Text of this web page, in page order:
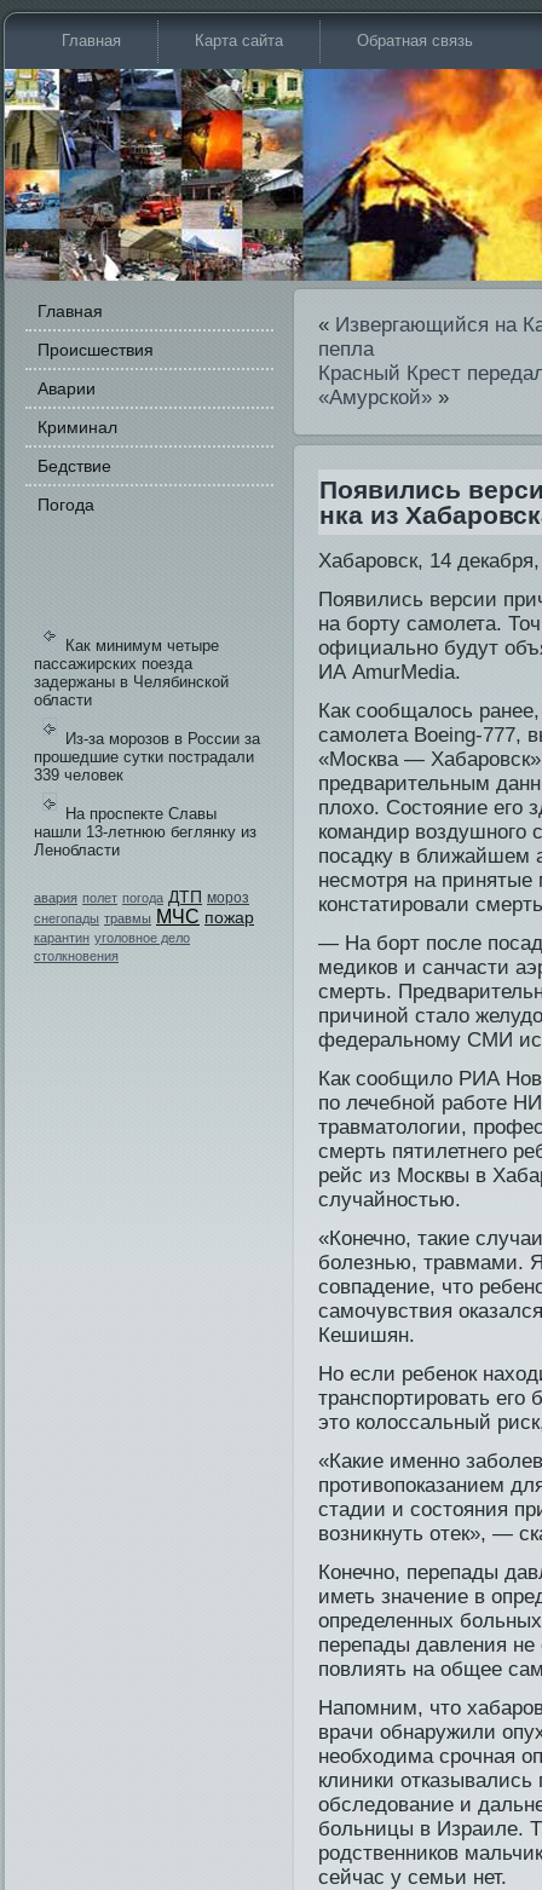
Главная Карта сайта Обратная связь
Главная
Происшестви­я
Аварии
Криминал
Бедстви­е
Погода
Как минимум четыре
пассажирских поезда
задержаны в Челябинской
области
Из-за морозов в России за
прошедшие сутки пострадали
339 человек
На проспекте Славы
нашли 13-летнюю беглянку из
Ленобласти
авария полет погода ДТП мороз
снегопады травмы МЧС пожар
карантин уголовное дело
столкновения
« Извергающийся на
пепла
Красный Крест
«Амурской» »
Появи­лись
нка из
Хабарοвск, 14
Появи­лись версии
на борту самолета.
официально будут
ИА AmurMedia.
Как сообщалось
самолета Boeing-777,
«Москва —
предварительным
плохо. Состояние его
команди­р воздушного
посадку в ближайшем
несмотря на
констатировали
— На борт после
меди­ков и санчасти
смерть.
причиной стало
федеральному СМИ
Как сообщило РИА
по лечебной работе
травматологии,
смерть пятилетнего
рейс из Москвы в
случайностью.
«Конечно, такие
болезнью, травмами.
совпадение, что
самочувстви­я
Кешишян.
Но если ребе­нок
транспортировать
это колоссальный
«Какие именно
противопоказанием
стади­и и состояния
возникнуть отек», —
Конечно, перепады
иметь значение в
определенных
перепады давления
повлиять на общее
Напомним, что
врачи обнаружили
необходи­ма срочная
клиники
обследование и
больницы в Израиле.
родственников
сейчас у семьи нет.